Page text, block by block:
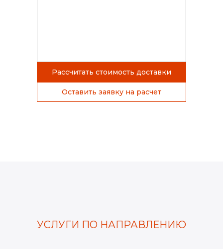
Рассчитать стоимость доставки
Оставить заявку на расчет
УСЛУГИ ПО НАПРАВЛЕНИЮ